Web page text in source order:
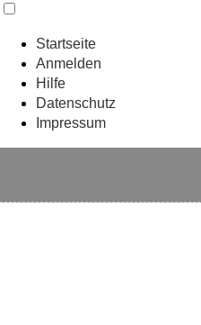
Startseite
Anmelden
Hilfe
Datenschutz
Impressum